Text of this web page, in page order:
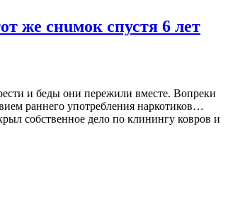
же снuмок спустя 6 лет
и беды они пережили вместе. Вопреки
раннего употребления наркотиков…
собственное дело по клинингу ковров и